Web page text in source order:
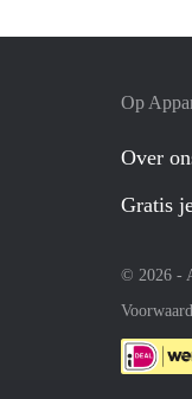
Op
Over
Gratis
© 2026 -